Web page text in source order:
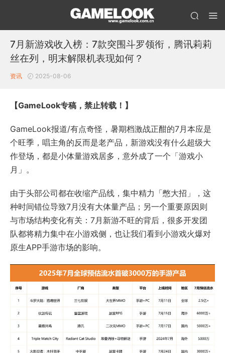
7月新游戏收入榜：7款突围斗罗领衔，腾讯莉莉
丝在列，明末解限机表现如何？
资讯 2025-08-06
【GameLook专稿，禁止转载！】
GameLook报道/有点奇怪，暑期档激战正酣的7月本应是
个旺季，唱主角的反而是老产品，新游戏没有什么超级大
作登场，都是小体量游戏居多，意外成了一个「游戏小
月」。
由于头部公司都在收缩产品线，集中精力「憋大招」，这
种时间错位导致7月没有大体量产品；另一个重要原因则
与市场结构变化有关：7月新游不旺的背后，很多开发团
队都将精力集中在小游戏侧，也让我们看到小游戏火爆对
原生APP手游市场的影响。